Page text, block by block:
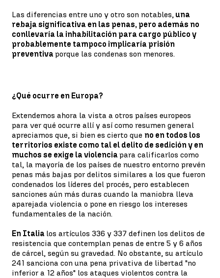
Las diferencias entre uno y otro son notables, una
rebaja significativa en las penas, pero además no
conllevaría la inhabilitación para cargo público y
probablemente tampoco implicaría prisión
preventiva porque las condenas son menores.
¿Qué ocurre en Europa?
Extendemos ahora la vista a otros países europeos
para ver qué ocurre allí y así como resumen general
apreciamos que, si bien es cierto que no en todos los
territorios existe como tal el delito de sedición y en
muchos se exige la violencia para calificarlos como
tal, la mayoría de los países de nuestro entorno prevén
penas más bajas por delitos similares a los que fueron
condenados los líderes del procés, pero establecen
sanciones aún más duras cuando la maniobra lleva
aparejada violencia o pone en riesgo los intereses
fundamentales de la nación.
En Italia los artículos 336 y 337 definen los delitos de
resistencia que contemplan penas de entre 5 y 6 años
de cárcel, según su gravedad. No obstante, su artículo
241 sanciona con una pena privativa de libertad "no
inferior a 12 años" los ataques violentos contra la